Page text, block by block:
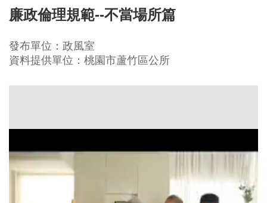
職
掌
法
規
料
階
尋
廉政倫理規範--不當場所篇
發布單位：政風室
資料提供單位：桃園市蘆竹區公所